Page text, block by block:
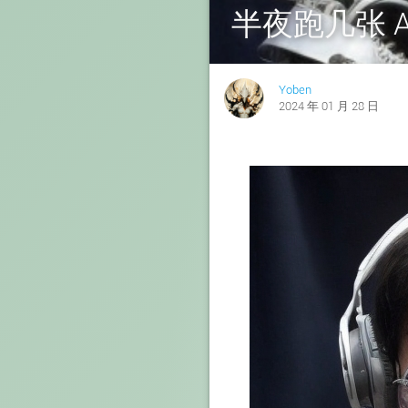
半夜跑几张
Yoben
2024 年 01 月 28 日